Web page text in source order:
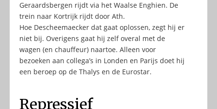
Geraardsbergen rijdt via het Waalse Enghien. De
trein naar Kortrijk rijdt door Ath.
Hoe Descheemaecker dat gaat oplossen, zegt hij er
niet bij. Overigens gaat hij zelf overal met de
wagen (en chauffeur) naartoe. Alleen voor
bezoeken aan collega’s in Londen en Parijs doet hij
een beroep op de Thalys en de Eurostar.
Repressief